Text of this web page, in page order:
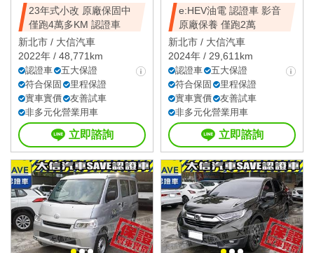
23年式小改 原廠保固中
僅跑4萬多KM 認證車
新北市 / 大信汽車
2022年 / 48,771km
認證車
五大保證
符合保固
里程保證
實車實價
友善試車
非多元化營業用車
立即諮詢
e:HEV油電 認證車 影音
原廠保養 僅跑2萬
新北市 / 大信汽車
2024年 / 29,611km
認證車
五大保證
符合保固
里程保證
實車實價
友善試車
非多元化營業用車
立即諮詢